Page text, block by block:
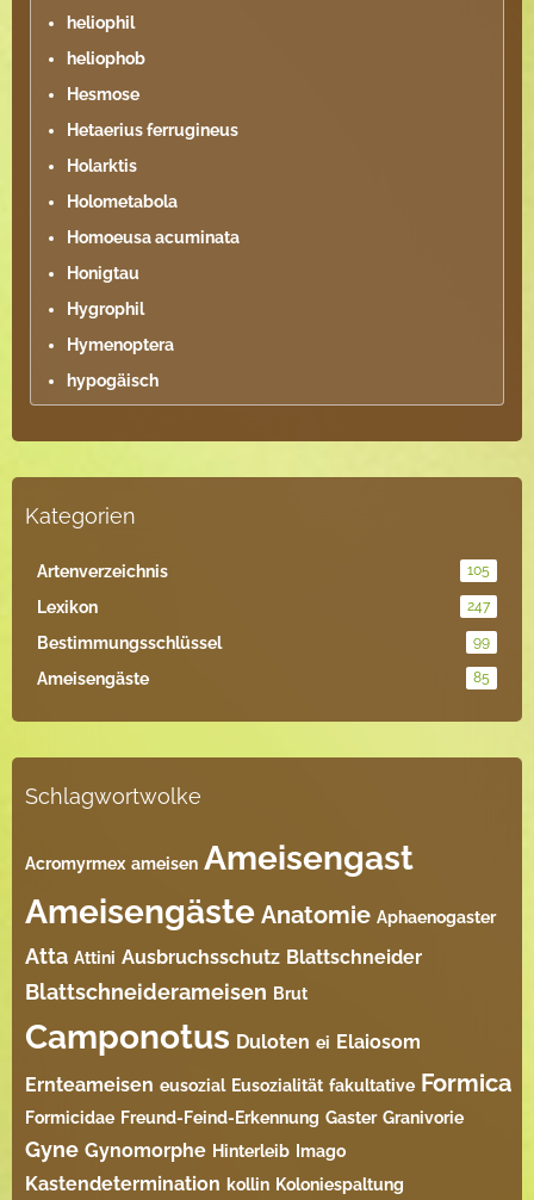
heliophil
heliophob
Hesmose
Hetaerius ferrugineus
Holarktis
Holometabola
Homoeusa acuminata
Honigtau
Hygrophil
Hymenoptera
hypogäisch
Kategorien
Artenverzeichnis 105
Lexikon 247
Bestimmungsschlüssel 99
Ameisengäste 85
Schlagwortwolke
Acromyrmex ameisen Ameisengast
Ameisengäste Anatomie Aphaenogaster
Atta Attini Ausbruchsschutz Blattschneider
Blattschneiderameisen Brut
Camponotus Duloten ei Elaiosom
Ernteameisen eusozial Eusozialität fakultative Formica
Formicidae Freund-Feind-Erkennung Gaster Granivorie
Gyne Gynomorphe Hinterleib Imago
Kastendetermination kollin Koloniespaltung